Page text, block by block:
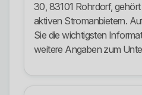
30, 83101 Rohrdorf,
aktiven Stromanbietern.
Sie die wichtigsten
weitere Angaben zum